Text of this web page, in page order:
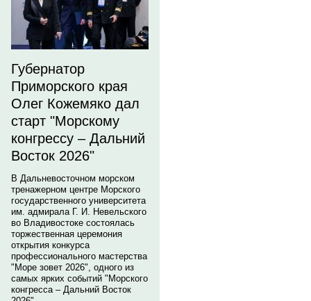
Губернатор
Приморского края
Олег Кожемяко дал
старт "Морскому
конгрессу – Дальний
Восток 2026"
В Дальневосточном морском
тренажерном центре Морского
государственного университета
им. адмирала Г. И. Невельского
во Владивостоке состоялась
торжественная церемония
открытия конкурса
профессионального мастерства
"Море зовет 2026", одного из
самых ярких событий "Морского
конгресса – Дальний Восток